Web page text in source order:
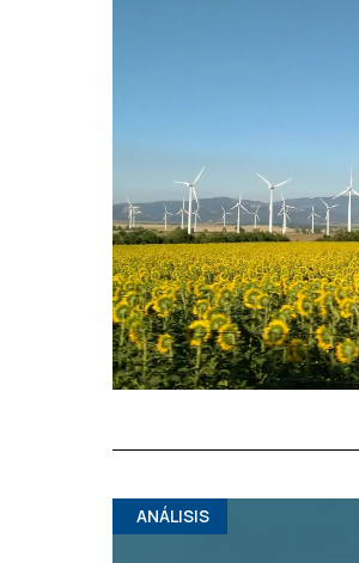
ANÁLISIS